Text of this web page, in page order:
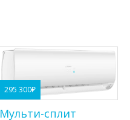
295 300₽
Мульти-сплит